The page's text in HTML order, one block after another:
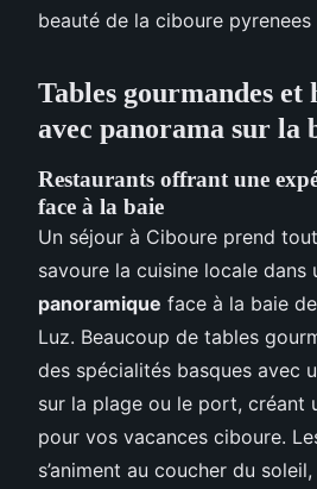
beauté de la ciboure pyrenees
Tables gourmandes et
avec panorama sur la
Restaurants offrant une
face à la baie
Un séjour à Ciboure prend
savoure la cuisine locale dans
panoramique face à la baie
Luz. Beaucoup de tables
des spécialités basques avec
sur la plage ou le port, créant
pour vos vacances ciboure.
s’animent au coucher du